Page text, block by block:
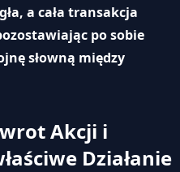
a cała transakcja
po sobie
słowną między
Akcji i
Działanie